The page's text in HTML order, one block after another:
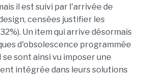
il est suivi par l'arrivée de
censées justifier les
Un item qui arrive désormais
d'obsolescence programmée
se sont ainsi vu imposer une
intégrée dans leurs solutions